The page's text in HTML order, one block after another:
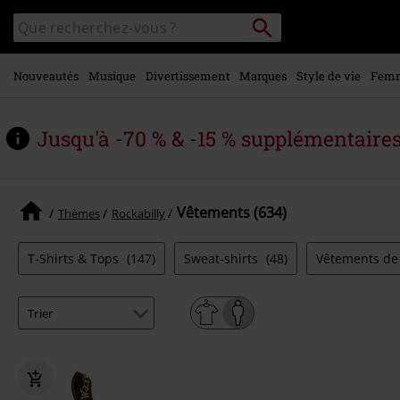
contenu
principal
Rechercher
sur
le
catalogue
Rechercher
Nouveautés Musique Divertissement Marques Style de vie
Jusqu'à -70 % & -15 %
Thèmes Rockabilly Vêtements (634)
T-Shirts & Tops (147) Sweat-shirts (48) Vêtements